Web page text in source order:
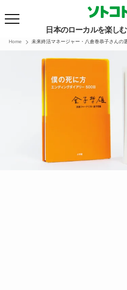
日本のローカルを楽し
Home 未来終活マネージャー・八倉巻恭子さんの